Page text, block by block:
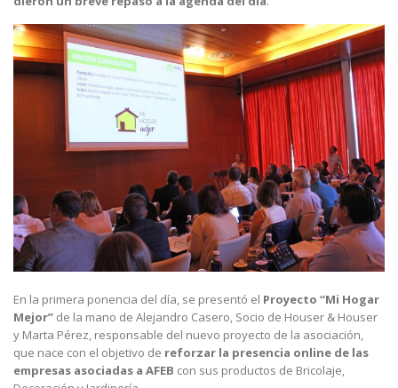
En la primera ponencia del día, se presentó el Proyecto “Mi Hogar
Mejor” de la mano de Alejandro Casero, Socio de Houser & Houser
y Marta Pérez, responsable del nuevo proyecto de la asociación,
que nace con el objetivo de reforzar la presencia online de las
empresas asociadas a AFEB con sus productos de Bricolaje,